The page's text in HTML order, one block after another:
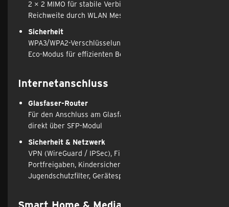
2 × 2 MIMO für stabile Verbindungen und beste
Reichweite durch WLAN Mesh
Sicherheit
WPA3/WPA2-Verschlüsselung, WLAN-Gastzugang und
Eco-Modus für effizienten Betrieb
Internetanschluss
Glasfaser-Router
Für den Anschluss am Glasfaser-Modem (ONT) oder
direkt über SFP-Modul
Sicherheit & Netzwerk
VPN (WireGuard / IPSec), Firewall/NAT mit
Portfreigaben, Kindersicherung (Zeitbudget,
Jugendschutzfilter, Gerätesperre), Wake on LAN
Smart Home & Media